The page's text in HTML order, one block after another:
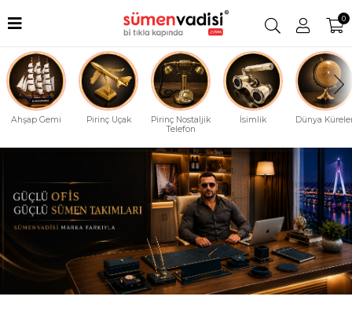
0
Ahşap Gemi Pirinç Uçak
Pirinç Nostaljik
Telefon
İsimlik Dünya